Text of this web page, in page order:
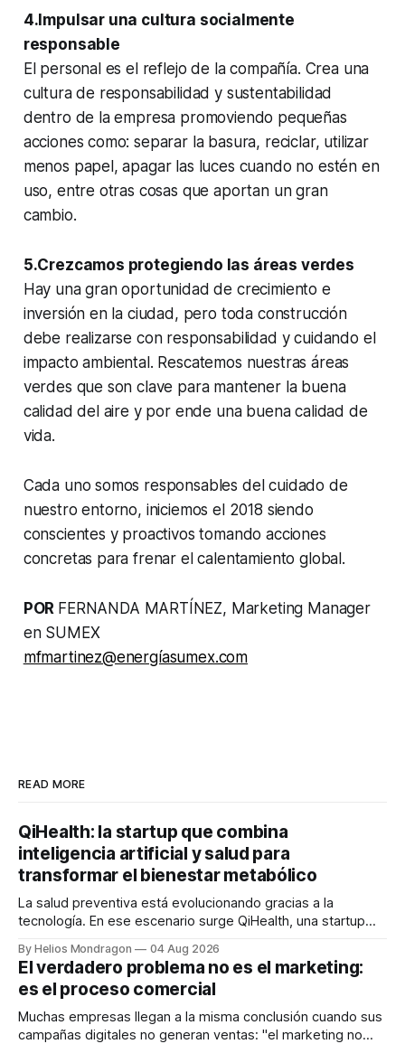
4.Impulsar una cultura socialmente
responsable
El personal es el reflejo de la compañía. Crea una
cultura de responsabilidad y sustentabilidad
dentro de la empresa promoviendo pequeñas
acciones como: separar la basura, reciclar, utilizar
menos papel, apagar las luces cuando no estén en
uso, entre otras cosas que aportan un gran
cambio.
5.Crezcamos protegiendo las áreas verdes
Hay una gran oportunidad de crecimiento e
inversión en la ciudad, pero toda construcción
debe realizarse con responsabilidad y cuidando el
impacto ambiental. Rescatemos nuestras áreas
verdes que son clave para mantener la buena
calidad del aire y por ende una buena calidad de
vida.
Cada uno somos responsables del cuidado de
nuestro entorno, iniciemos el 2018 siendo
conscientes y proactivos tomando acciones
concretas para frenar el calentamiento global.
POR FERNANDA MARTÍNEZ, Marketing Manager
en SUMEX
mfmartinez@energíasumex.com
READ MORE
QiHealth: la startup que combina
inteligencia artificial y salud para
transformar el bienestar metabólico
La salud preventiva está evolucionando gracias a la
tecnología. En ese escenario surge QiHealth, una startup
dispositivos inteligentes, inteligencia artificial y monitoreo
en tiempo real para ayudar a las personas a tomar mejores
decisiones sobre su salud metabólica. Su propuesta busca
responder
By Helios Mondragon 04 Aug 2026
El verdadero problema no es el marketing:
es el proceso comercial
Muchas empresas llegan a la misma conclusión cuando sus
campañas digitales no generan ventas: "el marketing no